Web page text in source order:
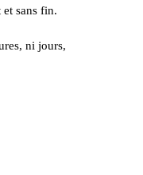
et sans fin.
ni jours,